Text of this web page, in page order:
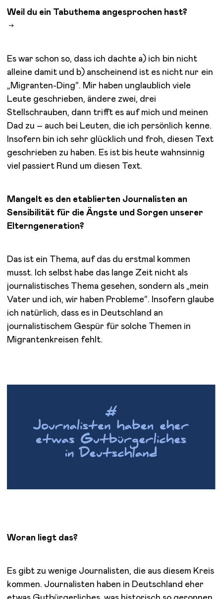
Weil du ein Tabuthema angesprochen hast?
Es war schon so, dass ich dachte a) ich bin nicht
alleine damit und b) anscheinend ist es nicht nur ein
„Migranten-Ding“. Mir haben unglaublich viele
Leute geschrieben, ändere zwei, drei
Stellschrauben, dann trifft es auf mich und meinen
Dad zu – auch bei Leuten, die ich persönlich kenne.
Insofern bin ich sehr glücklich und froh, diesen Text
geschrieben zu haben. Es ist bis heute wahnsinnig
viel passiert Rund um diesen Text.
Mangelt es den etablierten Journalisten an
Sensibilität für die Ängste und Sorgen unserer
Elterngeneration?
Das ist ein Thema, auf das du erstmal kommen
musst. Ich selbst habe das lange Zeit nicht als
journalistisches Thema gesehen, sondern als „mein
Vater und ich, wir haben Probleme“. Insofern glaube
ich natürlich, dass es in Deutschland an
journalistischem Gespür für solche Themen in
Migrantenkreisen fehlt.
Woran liegt das?
Es gibt zu wenige Journalisten, die aus diesem Kreis
kommen. Journalisten haben in Deutschland eher